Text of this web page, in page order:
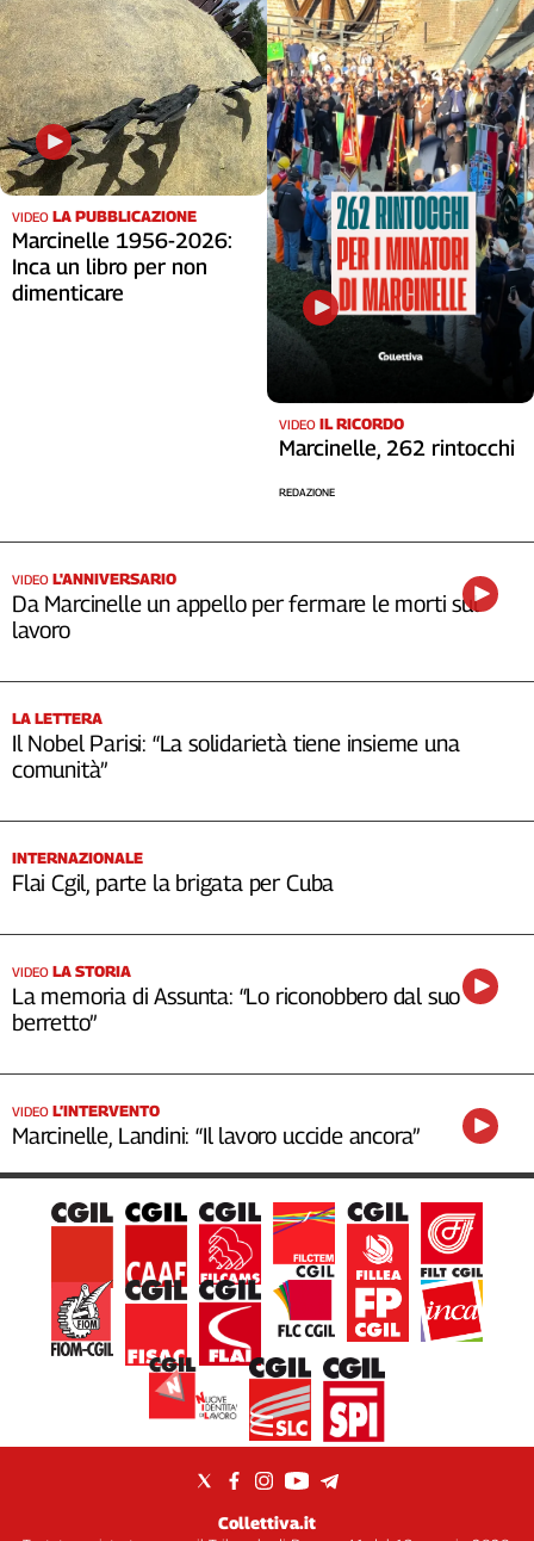
VIDEO LA PUBBLICAZIONE
Marcinelle 1956-2026:
Inca un libro per non
dimenticare
VIDEO IL RICORDO
Marcinelle, 262 rintocchi
REDAZIONE
VIDEO L'ANNIVERSARIO
Da Marcinelle un appello per fermare le morti sul
lavoro
LA LETTERA
Il Nobel Parisi: “La solidarietà tiene insieme una
comunità”
INTERNAZIONALE
Flai Cgil, parte la brigata per Cuba
VIDEO LA STORIA
La memoria di Assunta: “Lo riconobbero dal suo
berretto”
VIDEO L’INTERVENTO
Marcinelle, Landini: “Il lavoro uccide ancora”
Collettiva.it